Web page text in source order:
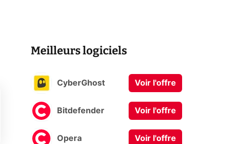
Meilleurs logiciels
CyberGhost Voir l'offre
Bitdefender Voir l'offre
Opera Voir l'offre